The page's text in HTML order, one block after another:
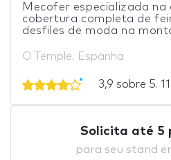
Mecofer especializada na
cobertura completa de
desfiles de moda na
O Temple, Espanha
3,9 sobre 5.
Solicita até 5
para seu stand